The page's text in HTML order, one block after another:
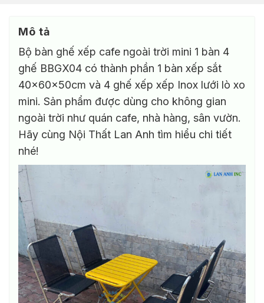
Mô tả
Bộ bàn ghế xếp cafe ngoài trời mini 1 bàn 4
ghế BBGX04 có thành phần 1 bàn xếp sắt
40x60x50cm và 4 ghế xếp xếp Inox lưới lò xo
mini. Sản phẩm được dùng cho không gian
ngoài trời như quán cafe, nhà hàng, sân vườn.
Hãy cùng Nội Thất Lan Anh tìm hiểu chi tiết
nhé!